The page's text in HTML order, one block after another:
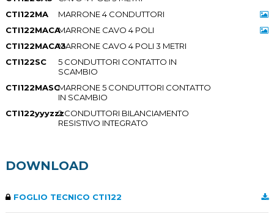
CTI122MA
MARRONE 4 CONDUTTORI
CTI122MACAMARRONE CAVO 4 POLI
CTI122MACA3MARRONE CAVO 4 POLI 3 METRI
CTI122SC
5 CONDUTTORI CONTATTO IN
SCAMBIO
CTI122MASCMARRONE 5 CONDUTTORI CONTATTO
IN SCAMBIO
CTI122yyyzzz2 CONDUTTORI BILANCIAMENTO
RESISTIVO INTEGRATO
DOWNLOAD
FOGLIO TECNICO CTI122